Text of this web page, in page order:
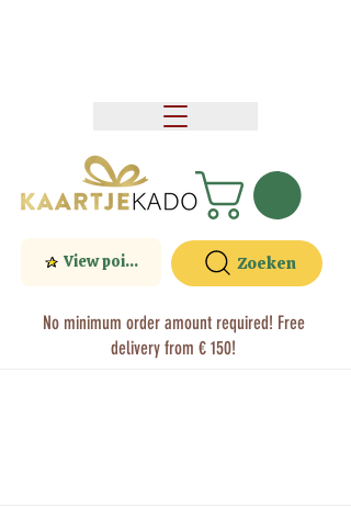
No minimum order amount required! Free
delivery from € 150!
View points Zoeken